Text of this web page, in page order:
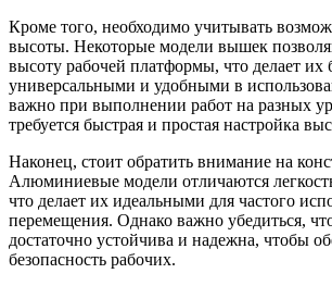
Кроме того, необходимо учитывать
высоты. Некоторые модели вышек
высоту рабочей платформы, что делает их
универсальными и удобными в
важно при выполнении работ на разных
требуется быстрая и простая настройка
Наконец, стоит обратить внимание на
Алюминиевые модели отличаются
что делает их идеальными для частого
перемещения. Однако важно убедиться,
достаточно устойчива и надежна, чтобы
безопасность рабочих.